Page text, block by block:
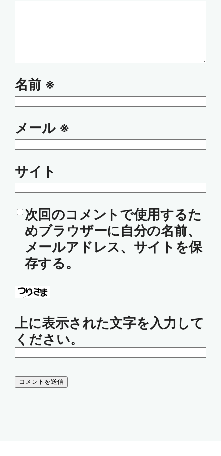
名前 ※
メール ※
サイト
次回のコメントで使用するた
めブラウザーに自分の名前、
メールアドレス、サイトを保
存する。
上に表示された文字を入力して
ください。